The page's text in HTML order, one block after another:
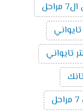
تايواني